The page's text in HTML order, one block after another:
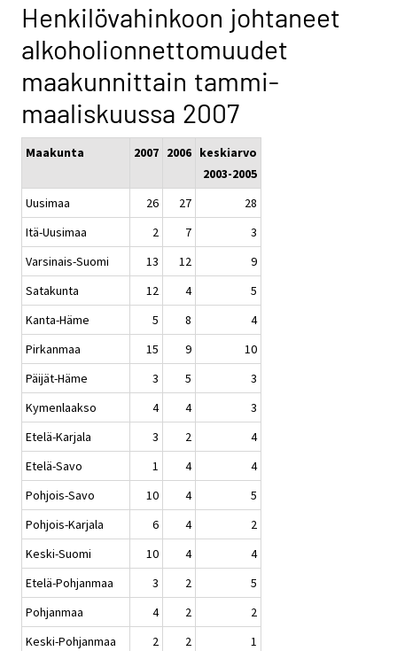
Henkilövahinkoon johtaneet
alkoholionnettomuudet
maakunnittain tammi-
maaliskuussa 2007
Maakunta 2007 2006 keskiarvo
2003-2005
Uusimaa
26 27
28
Itä-Uusimaa
2 7
3
Varsinais-Suomi
13 12
9
Satakunta
12 4
5
Kanta-Häme
5 8
4
Pirkanmaa
15 9
10
Päijät-Häme
3 5
3
Kymenlaakso
4 4
3
Etelä-Karjala
3 2
4
Etelä-Savo
1 4
4
Pohjois-Savo
10 4
5
Pohjois-Karjala
6 4
2
Keski-Suomi
10 4
4
Etelä-Pohjanmaa
3 2
5
Pohjanmaa
4 2
2
Keski-Pohjanmaa
2 2
1